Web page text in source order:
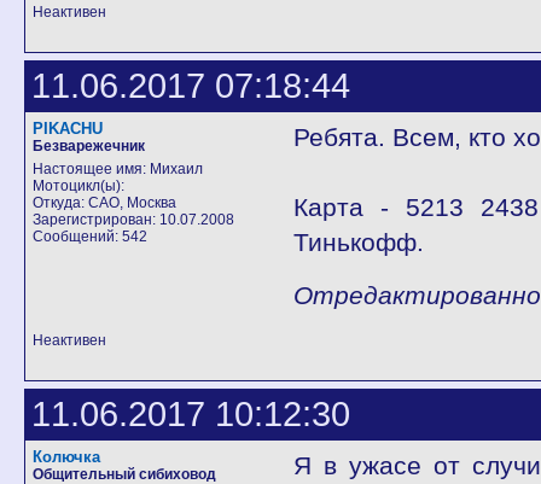
Неактивен
11.06.2017 07:18:44
PIKACHU
Безварежечник
Настоящее имя: Михаил
Мотоцикл(ы):
Откуда: САО, Москва
Зарегистрирован: 10.07.2008
Сообщений: 542
Ребята. Всем, кто
Карта - 5213
Тинькофф.
Отредактированно
Неактивен
11.06.2017 10:12:30
Колючка
Общительный сибиховод
Я в ужасе от